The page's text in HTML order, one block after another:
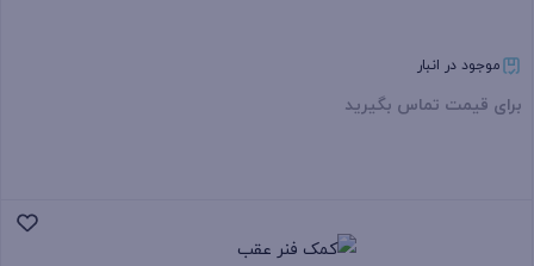
موجود در انبار
برای قیمت تماس بگیرید